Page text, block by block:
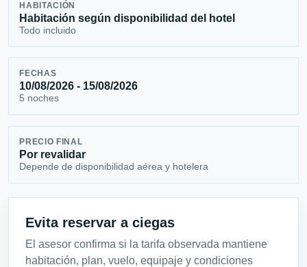
HABITACIÓN
Habitación según disponibilidad del hotel
Todo incluido
FECHAS
10/08/2026 - 15/08/2026
5 noches
PRECIO FINAL
Por revalidar
Depende de disponibilidad aérea y hotelera
Evita reservar a ciegas
El asesor confirma si la tarifa observada mantiene
habitación, plan, vuelo, equipaje y condiciones